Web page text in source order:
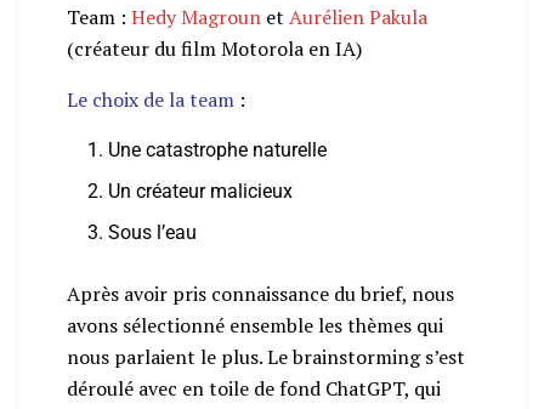
Team : Hedy Magroun et Aurélien Pakula
(créateur du film Motorola en IA)
Le choix de la team :
Une catastrophe naturelle
Un créateur malicieux
Sous l’eau
Après avoir pris connaissance du brief, nous
avons sélectionné ensemble les thèmes qui
nous parlaient le plus. Le brainstorming s’est
déroulé avec en toile de fond ChatGPT, qui